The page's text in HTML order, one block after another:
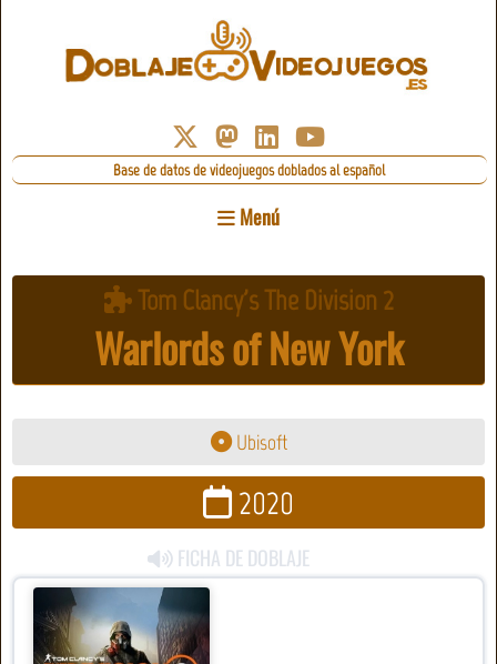
Base de datos de videojuegos doblados al español
Menú
Tom Clancy's The Division 2
Warlords of New York
Ubisoft
2020
FICHA DE DOBLAJE